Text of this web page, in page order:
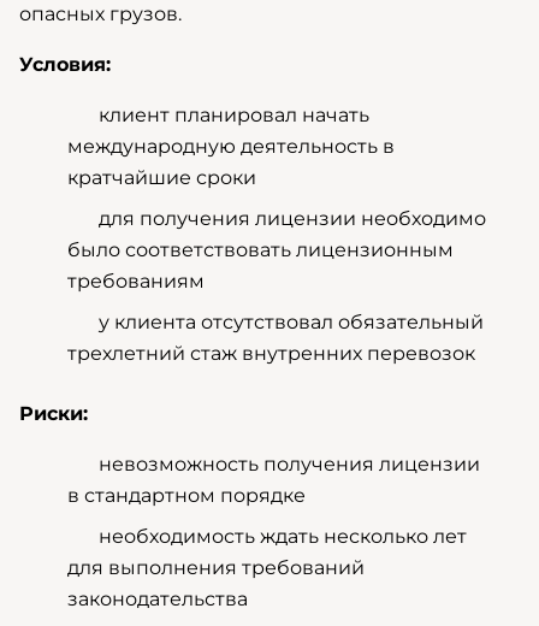
опасных грузов.
Условия:
клиент планировал начать
международную деятельность в
кратчайшие сроки
для получения лицензии необходимо
было соответствовать лицензионным
требованиям
у клиента отсутствовал обязательный
трехлетний стаж внутренних перевозок
Риски:
невозможность получения лицензии
в стандартном порядке
необходимость ждать несколько лет
для выполнения требований
законодательства